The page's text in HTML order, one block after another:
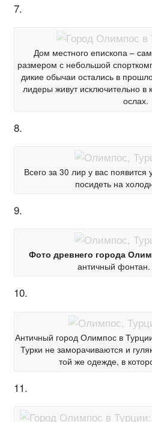
7.
Дом местного епископа –
размером с небольшой
дикие обычаи остались в
лидеры живут исключительно в
ослах.
8.
Всего за 30 лир у вас появится
посидеть на
9.
Фото древнего города
античный
10.
Античный город Олимпос в
Турки не заморачиваются и
той же одежде, в
11.